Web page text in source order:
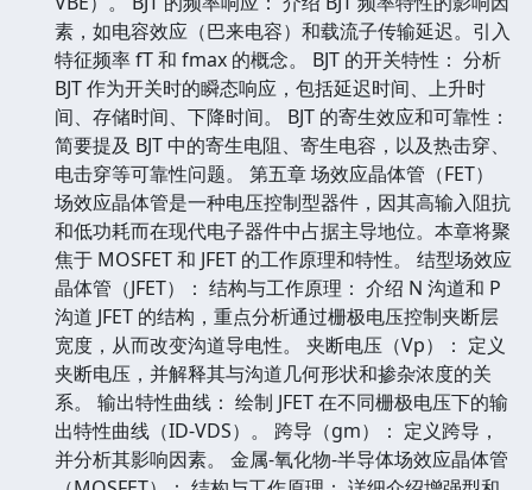
素，如电容效应（巴来电容）和载流子传输延迟。引入
特征频率 fT 和 fmax 的概念。 BJT 的开关特性： 分析
BJT 作为开关时的瞬态响应，包括延迟时间、上升时
间、存储时间、下降时间。 BJT 的寄生效应和可靠性：
简要提及 BJT 中的寄生电阻、寄生电容，以及热击穿、
电击穿等可靠性问题。 第五章 场效应晶体管（FET）
场效应晶体管是一种电压控制型器件，因其高输入阻抗
和低功耗而在现代电子器件中占据主导地位。本章将聚
焦于 MOSFET 和 JFET 的工作原理和特性。 结型场效应
晶体管（JFET）： 结构与工作原理： 介绍 N 沟道和 P
沟道 JFET 的结构，重点分析通过栅极电压控制夹断层
宽度，从而改变沟道导电性。 夹断电压（Vp）： 定义
夹断电压，并解释其与沟道几何形状和掺杂浓度的关
系。 输出特性曲线： 绘制 JFET 在不同栅极电压下的输
出特性曲线（ID-VDS）。 跨导（gm）： 定义跨导，
并分析其影响因素。 金属-氧化物-半导体场效应晶体管